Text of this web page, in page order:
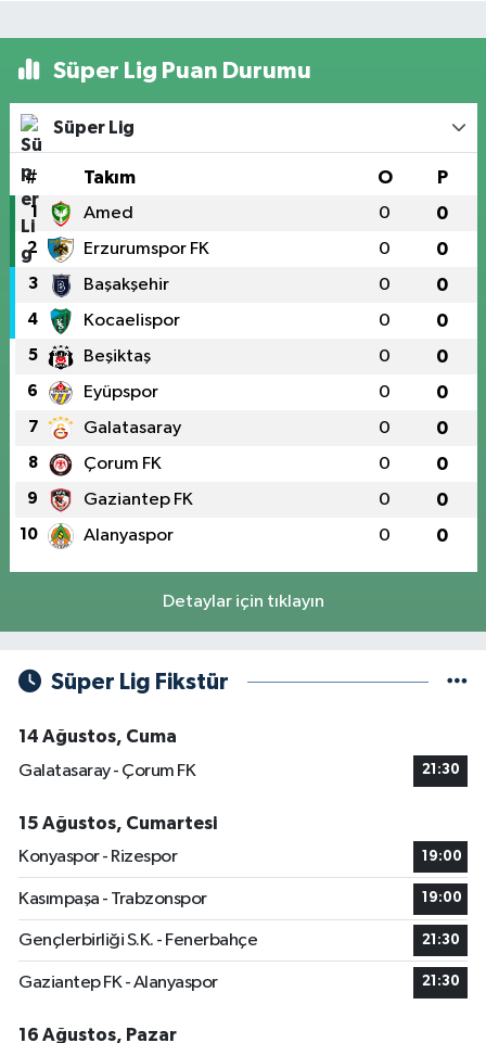
Süper Lig Puan Durumu
Süper Lig
# Takım O P
1 Amed 0 0
2 Erzurumspor FK 0 0
3 Başakşehir 0 0
4 Kocaelispor 0 0
5 Beşiktaş 0 0
6 Eyüpspor 0 0
7 Galatasaray 0 0
8 Çorum FK 0 0
9 Gaziantep FK 0 0
10 Alanyaspor 0 0
Detaylar için tıklayın
Süper Lig Fikstür
14 Ağustos, Cuma
Galatasaray - Çorum FK
21:30
15 Ağustos, Cumartesi
Konyaspor - Rizespor
19:00
Kasımpaşa - Trabzonspor 19:00
Gençlerbirliği S.K. - Fenerbahçe 21:30
Gaziantep FK - Alanyaspor 21:30
16 Ağustos, Pazar